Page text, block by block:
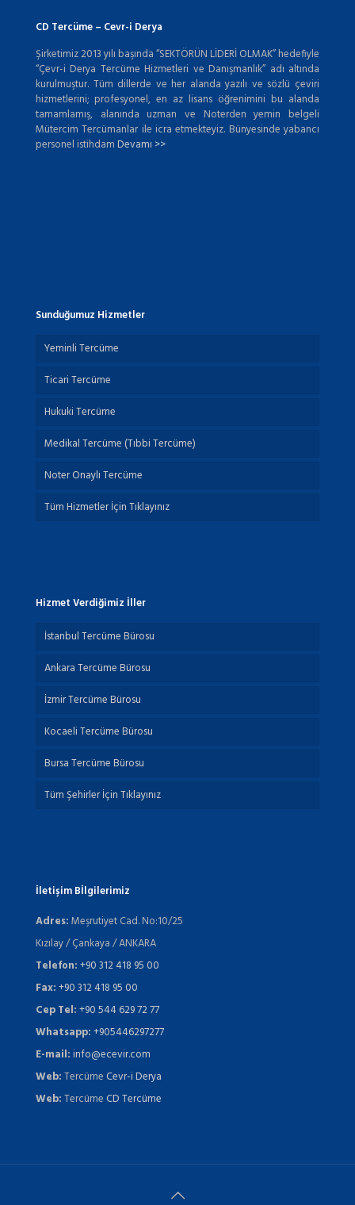
CD Tercüme – Cevr-i Derya
Şirketimiz 2013 yılı başında “SEKTÖRÜN LİDERİ OLMAK” hedefiyle
“Çevr-i Derya Tercüme Hizmetleri ve Danışmanlık” adı altında
kurulmuştur. Tüm dillerde ve her alanda yazılı ve sözlü çeviri
hizmetlerini; profesyonel, en az lisans öğrenimini bu alanda
tamamlamış, alanında uzman ve Noterden yemin belgeli
Mütercim Tercümanlar ile icra etmekteyiz. Bünyesinde yabancı
personel istihdamDevamı >>
Sunduğumuz Hizmetler
Yeminli Tercüme
Ticari Tercüme
Hukuki Tercüme
Medikal Tercüme (Tıbbi Tercüme)
Noter Onaylı Tercüme
Tüm Hizmetler İçin Tıklayınız
Hizmet Verdiğimiz İller
İstanbul Tercüme Bürosu
Ankara Tercüme Bürosu
İzmir Tercüme Bürosu
Kocaeli Tercüme Bürosu
Bursa Tercüme Bürosu
Tüm Şehirler İçin Tıklayınız
İletişim Bİlgilerimiz
Adres:Meşrutiyet Cad. No:10/25
Kızılay / Çankaya / ANKARA
Telefon:+90 312 418 95 00
Fax:+90 312 418 95 00
Cep Tel:+90 544 629 72 77
Whatsapp:+905446297277
E-mail:info@ecevir.com
Web:Tercüme Cevr-i Derya
Web:Tercüme CD Tercüme